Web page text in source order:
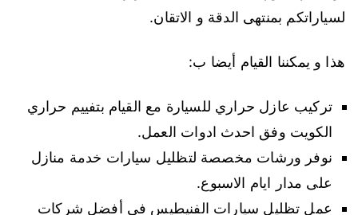
لسياراتكم بمنتهى الدقة و الاتقان.
هذا و يمكننا القيام أيضا ب:
تركيب عازل حراري للسيارة مع القيام بتفييم حراري
الكويت وفق احدث ادوات العمل.
نوفر ورشات مخصصة لتظليل سيارات خدمة منازل
على مدار ايام الاسبوع.
عمل تظليل سيارات الفنيطيس في أفضل شركات